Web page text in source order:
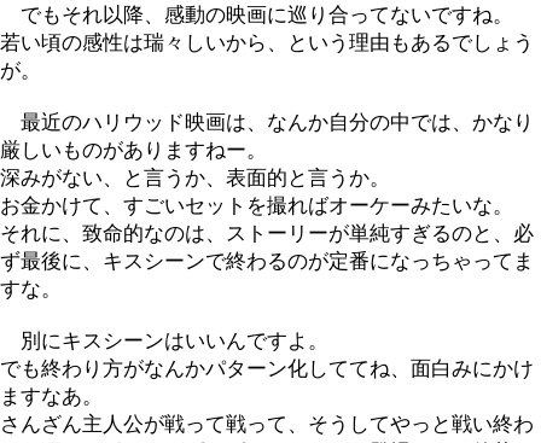
でもそれ以降、感動の映画に巡り合ってないですね。
若い頃の感性は瑞々しいから、という理由もあるでしょう
が。
最近のハリウッド映画は、なんか自分の中では、かなり
厳しいものがありますねー。
深みがない、と言うか、表面的と言うか。
お金かけて、すごいセットを撮ればオーケーみたいな。
それに、致命的なのは、ストーリーが単純すぎるのと、必
ず最後に、キスシーンで終わるのが定番になっちゃってま
すな。
別にキスシーンはいいんですよ。
でも終わり方がなんかパターン化しててね、面白みにかけ
ますなあ。
さんざん主人公が戦って戦って、そうしてやっと戦い終わ